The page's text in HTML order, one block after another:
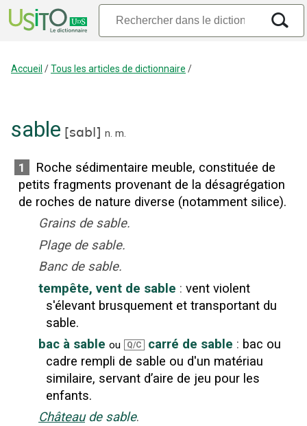
Accueil /Tous les articles de dictionnaire /
sable [sɑbl ] n. m.
1
Roche sédimentaire meuble, constituée de
petits fragments provenant de la désagrégation
de roches de nature diverse (notamment silice).
Grains de sable.
Plage de sable.
Banc de sable.
tempête, vent de sable : vent violent
s'élevant brusquement et transportant du
sable.
bac à sable ou Q/C carré de sable : bac ou
cadre rempli de sable ou d'un matériau
similaire, servant d’aire de jeu pour les
enfants.
Château de sable.